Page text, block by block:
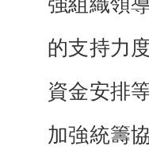
的支持力
資金安排
加強統籌